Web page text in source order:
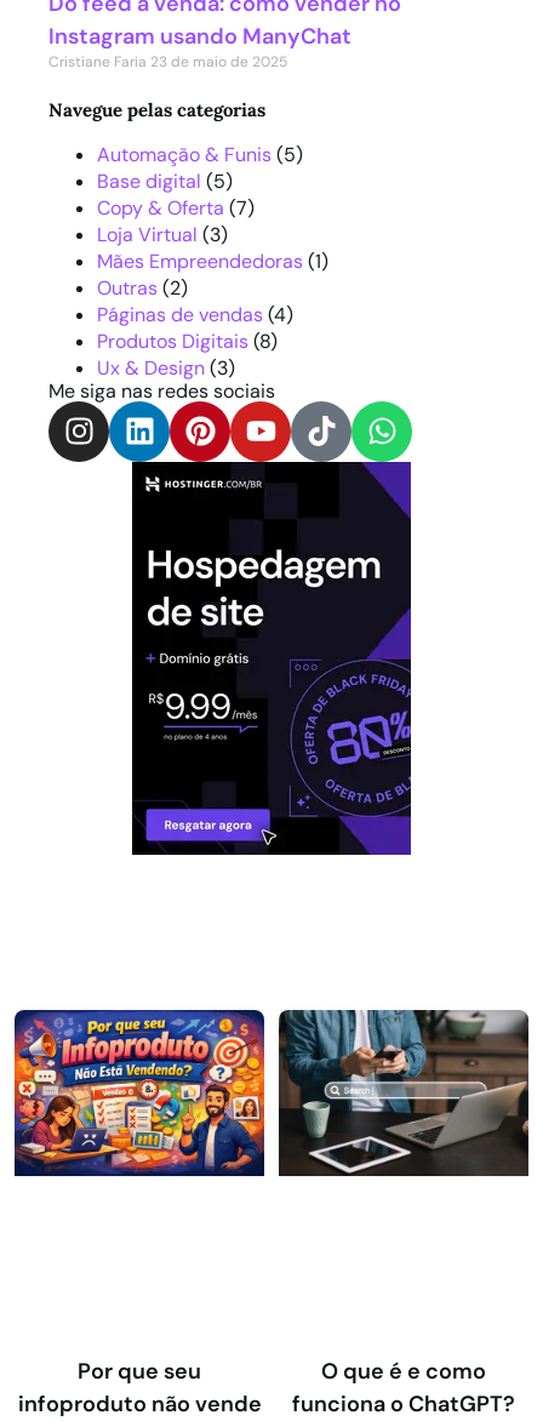
Instagram usando ManyChat
Cristiane Faria 23 de maio de 2025
Navegue pelas categorias
Automação & Funis(5)
Base digital (5)
Copy & Oferta (7)
Loja Virtual (3)
Mães Empreendedoras(1)
Outras(2)
Páginas de vendas(4)
Produtos Digitais(8)
Ux & Design(3)
Me siga nas redes sociais
Por que seu
infoproduto não vende
O que é e como
funciona o ChatGPT?